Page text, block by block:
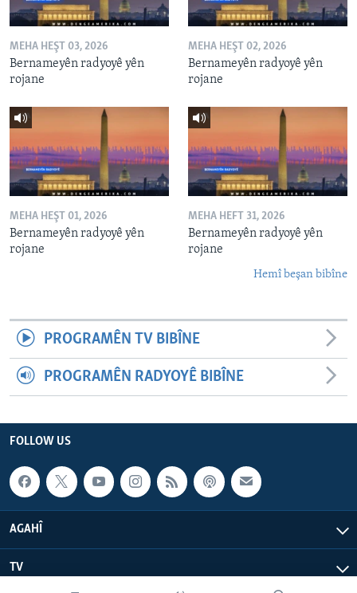
MEHA HEŞT 03, 2026
Bernameyên radyoyê yên
rojane
MEHA HEŞT 02, 2026
Bernameyên radyoyê yên
rojane
MEHA HEŞT 01, 2026
Bernameyên radyoyê yên
rojane
MEHA HEFT 31, 2026
Bernameyên radyoyê yên
rojane
Hemî beşan bibîne
PROGRAMÊN TV BIBÎNE
PROGRAMÊN RADYOYÊ BIBÎNE
FOLLOW US
AGAHÎ
TV